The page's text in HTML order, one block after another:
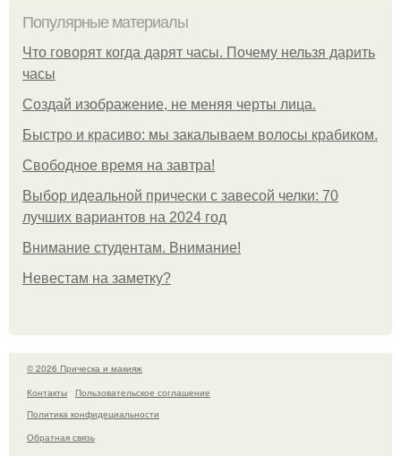
Популярные материалы
Что говорят когда дарят часы. Почему нельзя дарить
часы
Создай изображение, не меняя черты лица.
Быстро и красиво: мы закалываем волосы крабиком.
Свободное время на завтра!
Выбор идеальной прически с завесой челки: 70
лучших вариантов на 2024 год
Внимание студентам. Внимание!
Невестам на заметку?
© 2026 Прическа и макияж
Контакты
Пользовательское соглашение
Политика конфидециальности
Обратная связь